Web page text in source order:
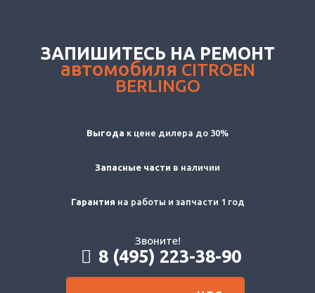
ЗАПИШИТЕСЬ НА РЕМОНТ
автомобиля CITROEN
BERLINGO
Выгода к цене дилера до 30%
Запасные части в наличии
Гарантия на работы и запчасти 1 год
Звоните!
8 (495) 223-38-90